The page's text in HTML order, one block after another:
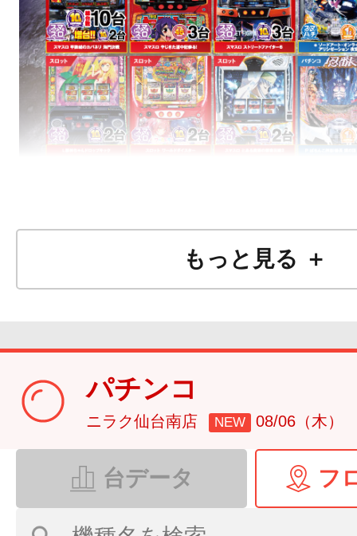
もっと見る ＋
パチンコ
ニラク仙台南店 NEW 08/06（木）
台データ フ